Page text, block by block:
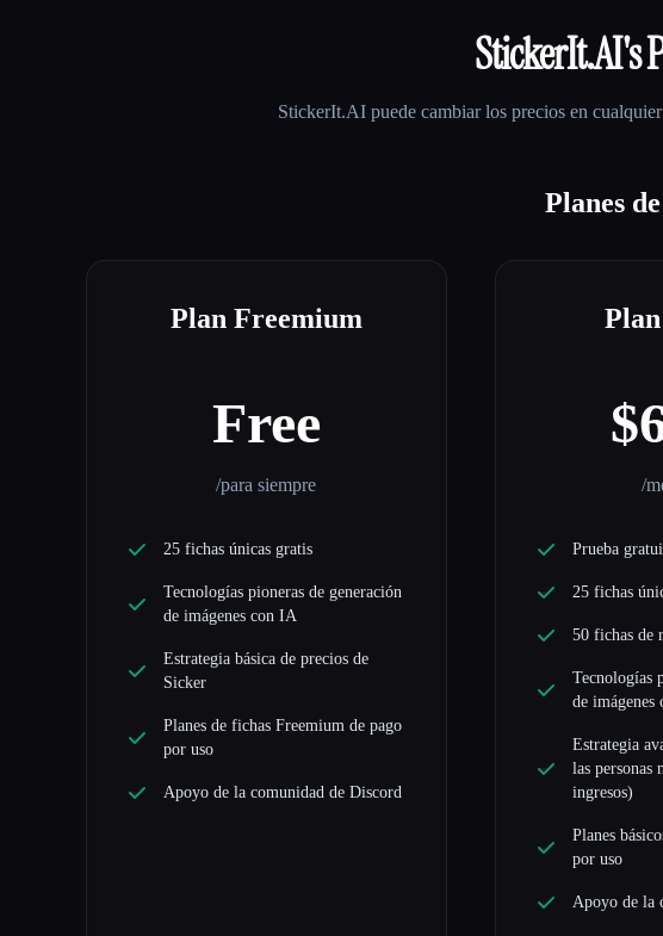
StickerIt.AI's
StickerIt.AIpuede cambiar los precios en
Planes
Plan Freemium
Free
/para siempre
25 fichas únicas gratis
Tecnologías pioneras de generación
de imágenes con IA
Estrategia básica de precios de
Sicker
Planes de fichas Freemium de pago
por uso
Apoyo de la comunidad de Discord
/
Prueba
25 fichas
50 fichas de
Tecnologías
de imágenes
Estrategia
las personas
ingresos)
Planes
por uso
Apoyo de la